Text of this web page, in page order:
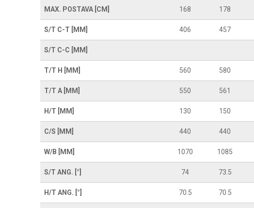
MAX. POSTAVA [CM] 168 178
S/T C-T [MM] 406 457
S/T C-C [MM]
T/T H [MM] 560 580
T/T A [MM] 550 561
H/T [MM] 130 150
C/S [MM] 440 440
W/B [MM] 1070 1085
S/T ANG. [°] 74 73.5
H/T ANG. [°] 70.5 70.5